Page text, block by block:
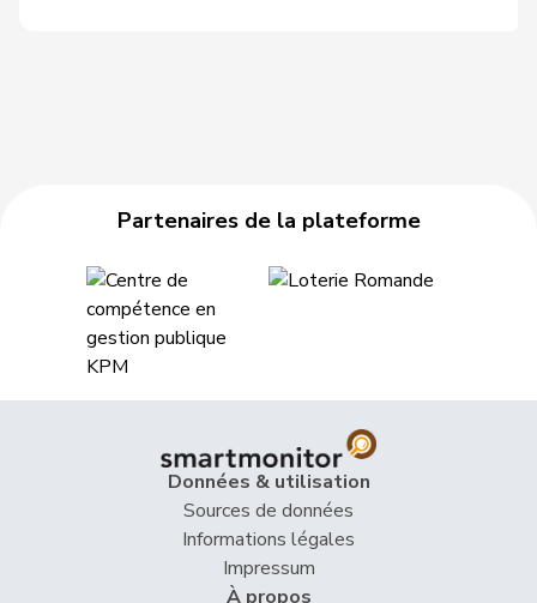
Partenaires de la plateforme
Données & utilisation
Sources de données
Informations légales
Impressum
À propos